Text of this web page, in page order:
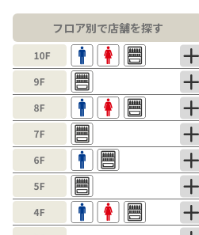
フロア別で店舗を探す